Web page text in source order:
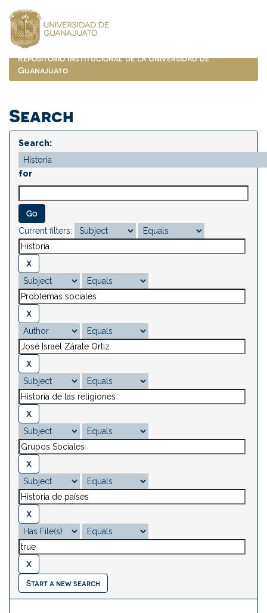
navigation
Repositorio Institucional de la Universidad de
Guanajuato
Search
Search:
for
Current filters:
Start a new search